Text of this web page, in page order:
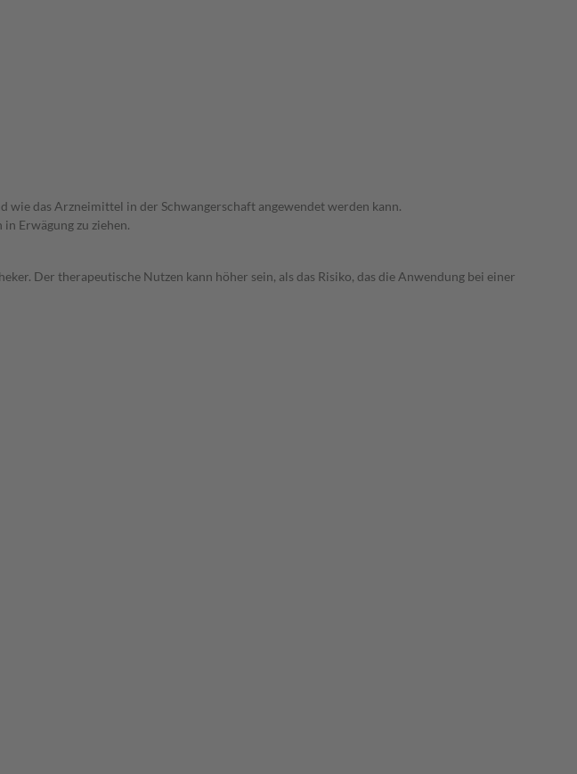
wie das Arzneimittel in der Schwangerschaft angewendet werden kann.
Erwägung zu ziehen.
Der therapeutische Nutzen kann höher sein, als das Risiko, das die Anwendung bei einer